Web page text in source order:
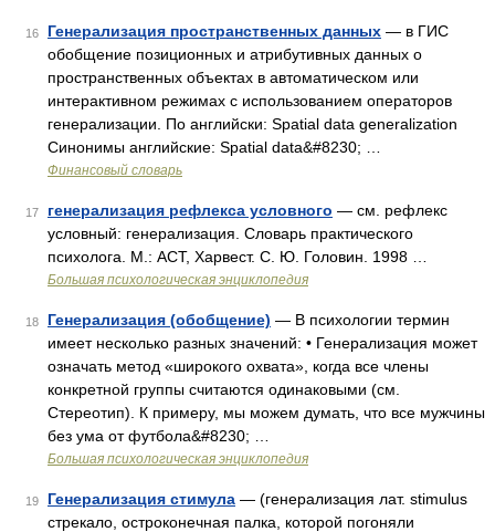
16 Генерализация пространственных данных — в ГИС
обобщение позиционных и атрибутивных данных о
пространственных объектах в автоматическом или
интерактивном режимах с использованием операторов
генерализации. По английски: Spatial data generalization
Синонимы английские: Spatial data&#8230; …
Финансовый словарь
17 генерализация рефлекса условного — см. рефлекс
условный: генерализация. Словарь практического
психолога. М.: АСТ, Харвест. С. Ю. Головин. 1998 …
Большая психологическая энциклопедия
18 Генерализация (обобщение) — В психологии термин
имеет несколько разных значений: • Генерализация может
означать метод «широкого охвата», когда все члены
конкретной группы считаются одинаковыми (см.
Стереотип). К примеру, мы можем думать, что все мужчины
без ума от футбола&#8230; …
Большая психологическая энциклопедия
19 Генерализация стимула — (генерализация лат. stimulus
стрекало, остроконечная палка, которой погоняли